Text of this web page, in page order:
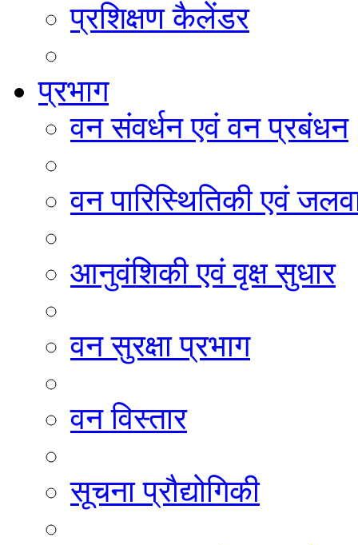
प्रशिक्षण कैलेंडर
प्रभाग
वन संवर्धन एवं वन प्रबंधन
वन पारिस्थितिकी एवं
आनुवंशिकी एवं वृक्ष सुधार
वन सुरक्षा प्रभाग
वन विस्तार
सूचना प्रौद्योगिकी